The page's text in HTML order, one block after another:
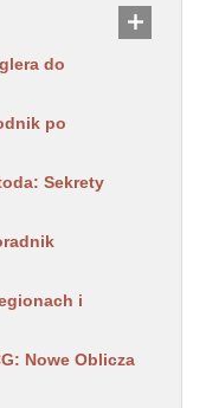
do
po
Sekrety
i
Nowe Oblicza